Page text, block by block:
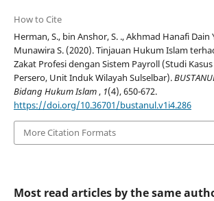
How to Cite
Herman, S., bin Anshor, S. ., Akhmad Hanafi Dain
Munawira S. (2020). Tinjauan Hukum Islam
Zakat Profesi dengan Sistem Payroll (Studi Kasus
Persero, Unit Induk Wilayah Sulselbar).
Bidang Hukum Islam, 1(4), 650-672.
https://doi.org/10.36701/bustanul.v1i4.286
More Citation Formats
Most read articles by the same